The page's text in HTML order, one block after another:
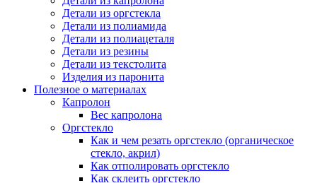
Детали из оргстекла
Детали из полиамида
Детали из полиацеталя
Детали из резины
Детали из текстолита
Изделия из паронита
Полезное о материалах
Капролон
Вес капролона
Оргстекло
Как и чем резать оргстекло (органическое
стекло, акрил)
Как отполировать оргстекло
Как склеить оргстекло